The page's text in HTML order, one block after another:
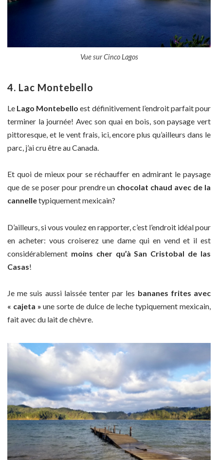
Vue sur Cinco Lagos
4. Lac Montebello
Le Lago Montebello est définitivement l’endroit parfait pour
terminer la journée! Avec son quai en bois, son paysage vert
pittoresque, et le vent frais, ici, encore plus qu’ailleurs dans le
parc, j’ai cru être au Canada.
Et quoi de mieux pour se réchauffer en admirant le paysage
que de se poser pour prendre un chocolat chaud avec de la
cannelletypiquement mexicain?
D’ailleurs, si vous voulez en rapporter, c’est l’endroit idéal pour
en acheter: vous croiserez une dame qui en vend et il est
considérablement moins cher qu’à San Cristobal de las
Casas!
Je me suis aussi laissée tenter par les bananes frites avec
« cajeta » une sorte de dulce de leche typiquement mexicain,
fait avec du lait de chèvre.